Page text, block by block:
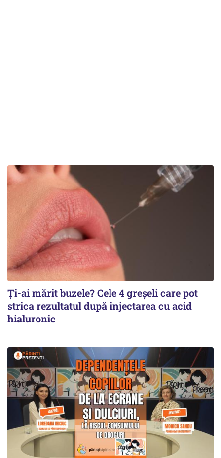
Ți-ai mărit buzele? Cele 4 greșeli care pot
strica rezultatul după injectarea cu acid
hialuronic